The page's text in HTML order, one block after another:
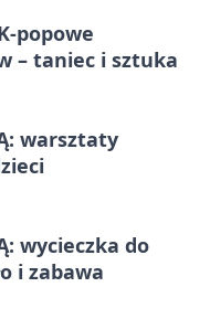
popowe
– taniec i sztuka
warsztaty
wycieczka do
i zabawa